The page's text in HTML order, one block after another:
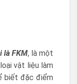
là FKM, là một
vật liệu làm
biết đặc điểm